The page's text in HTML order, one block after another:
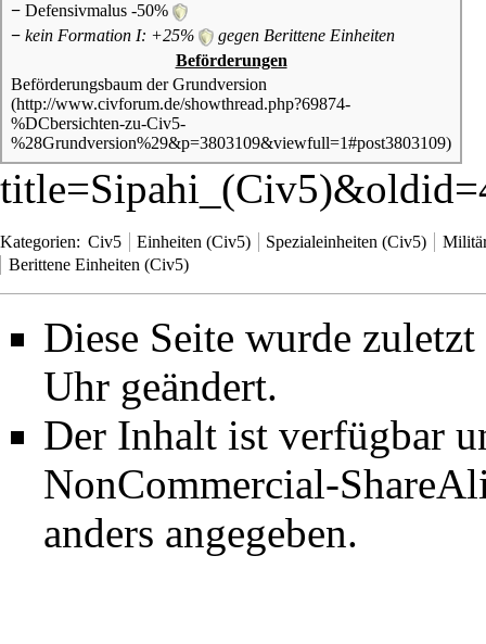
− Defensivmalus -50%
− kein Formation I: +25% gegen Berittene Einheiten
Beförderungen
Beförderungsbaum der Grundversion
Kategorien: Civ5 Einheiten (Civ5) Spezialeinheiten (Civ5)
Berittene Einheiten (Civ5)
Diese Seite wurde
Uhr geändert.
Der Inhalt ist verfügbar
NonCommercial-
anders angegeben.